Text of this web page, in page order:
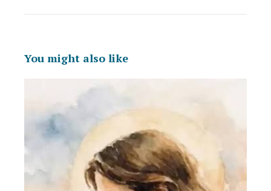
You might also like